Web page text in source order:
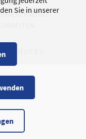
Sie in unserer
E.V.